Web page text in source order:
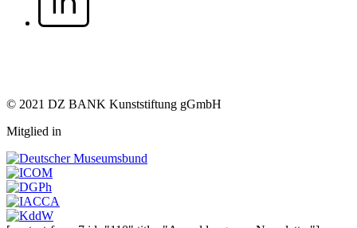
© 2021 DZ BANK Kunststiftung gGmbH
Mitglied in